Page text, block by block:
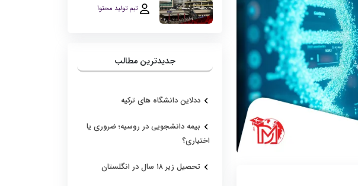
تیم تولید محتوا
جدیدترین مطالب
ددلاین دانشگاه های ترکیه
بیمه دانشجویی در روسیه؛ ضروری یا
اختیاری؟
تحصیل زیر ۱۸ سال در انگلستان